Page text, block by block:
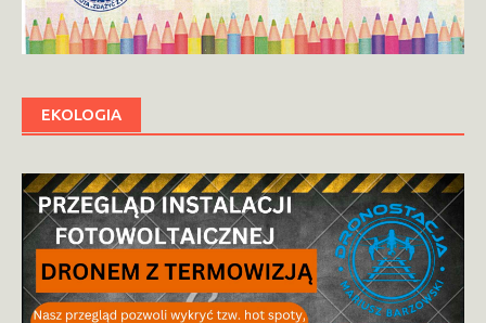
EKOLOGIA